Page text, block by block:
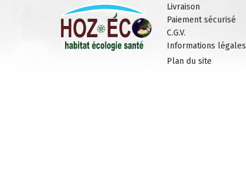
Livraison
Paiement sécurisé
C.G.V.
Informations légales
Plan du site